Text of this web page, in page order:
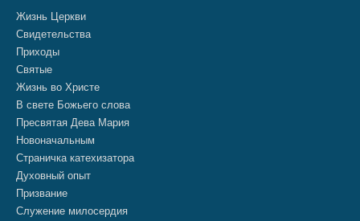
Жизнь Церкви
Свидетельства
Приходы
Святые
Жизнь во Христе
В свете Божьего слова
Пресвятая Дева Мария
Новоначальным
Страничка катехизатора
Духовный опыт
Призвание
Служение милосердия